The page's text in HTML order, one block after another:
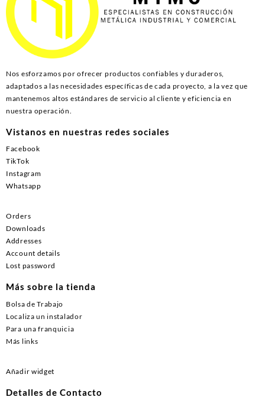
Nos esforzamos por ofrecer productos confiables y duraderos,
adaptados a las necesidades específicas de cada proyecto, a la vez que
mantenemos altos estándares de servicio al cliente y eficiencia en
nuestra operación.
Vistanos en nuestras redes sociales
Facebook
TikTok
Instagram
Whatsapp
Orders
Downloads
Addresses
Account details
Lost password
Más sobre la tienda
Bolsa de Trabajo
Localiza un instalador
Para una franquicia
Más links
Añadir widget
Detalles de Contacto